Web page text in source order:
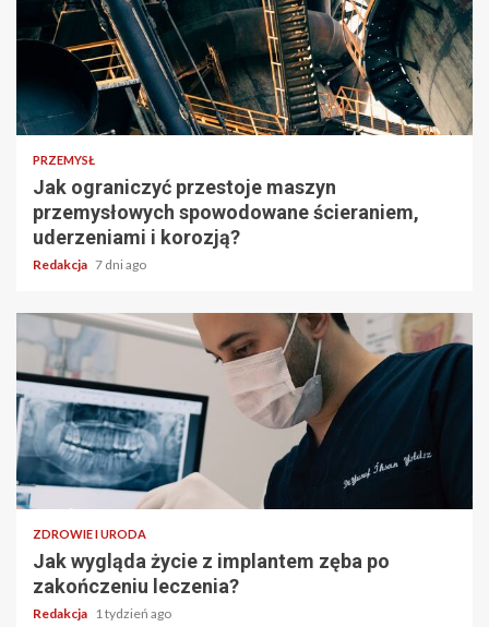
PRZEMYSŁ
Jak ograniczyć przestoje maszyn
przemysłowych spowodowane ścieraniem,
uderzeniami i korozją?
Redakcja 7 dni ago
ZDROWIE I URODA
Jak wygląda życie z implantem zęba po
zakończeniu leczenia?
Redakcja 1 tydzień ago